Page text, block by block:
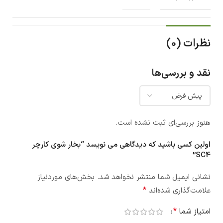
نظرات (0)
نقد و بررسی‌ها
هنوز بررسی‌ای ثبت نشده است.
اولین کسی باشید که دیدگاهی می نویسد “بخار شوی کارچر
SC4”
نشانی ایمیل شما منتشر نخواهد شد. بخش‌های موردنیاز
علامت‌گذاری شده‌اند *
امتیاز شما *